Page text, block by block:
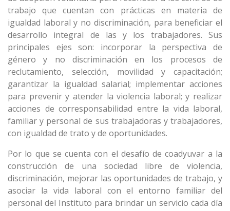
trabajo que cuentan con prácticas en materia de
igualdad laboral y no discriminación, para beneficiar el
desarrollo integral de las y los trabajadores. Sus
principales ejes son: incorporar la perspectiva de
género y no discriminación en los procesos de
reclutamiento, selección, movilidad y capacitación;
garantizar la igualdad salarial; implementar acciones
para prevenir y atender la violencia laboral; y realizar
acciones de corresponsabilidad entre la vida laboral,
familiar y personal de sus trabajadoras y trabajadores,
con igualdad de trato y de oportunidades.
Por lo que se cuenta con el desafío de coadyuvar a la
construcción de una sociedad libre de violencia,
discriminación, mejorar las oportunidades de trabajo, y
asociar la vida laboral con el entorno familiar del
personal del Instituto para brindar un servicio cada día